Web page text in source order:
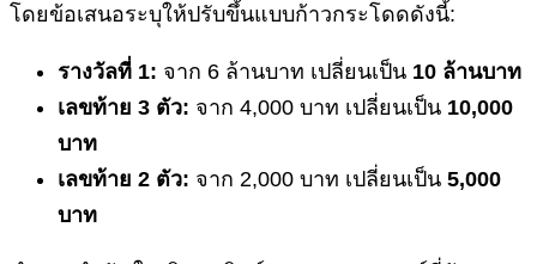
โดยข้อเสนอระบุให้ปรับขึ้นแบบก้าวกระโดดดังนี้:
รางวัลที่ 1: จาก 6 ล้านบาท เปลี่ยนเป็น 10 ล้านบาท
เลขท้าย 3 ตัว: จาก 4,000 บาท เปลี่ยนเป็น 10,000
บาท
เลขท้าย 2 ตัว: จาก 2,000 บาท เปลี่ยนเป็น 5,000
บาท